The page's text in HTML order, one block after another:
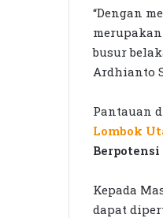
“Dengan
busur
Ardhianto
Pantauan
Lombok
Kepada
dapat